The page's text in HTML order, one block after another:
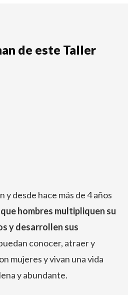
de este Taller
desde hace más de 4 años
hombres multipliquen su
y desarrollen sus
conocer, atraer y
mujeres y vivan una vida
y abundante.